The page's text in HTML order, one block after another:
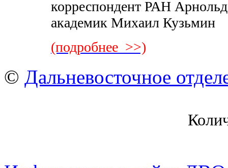
корреспондент РАН
академик Михаил Кузьмин
(подробнее >>)
© Дальневосточное